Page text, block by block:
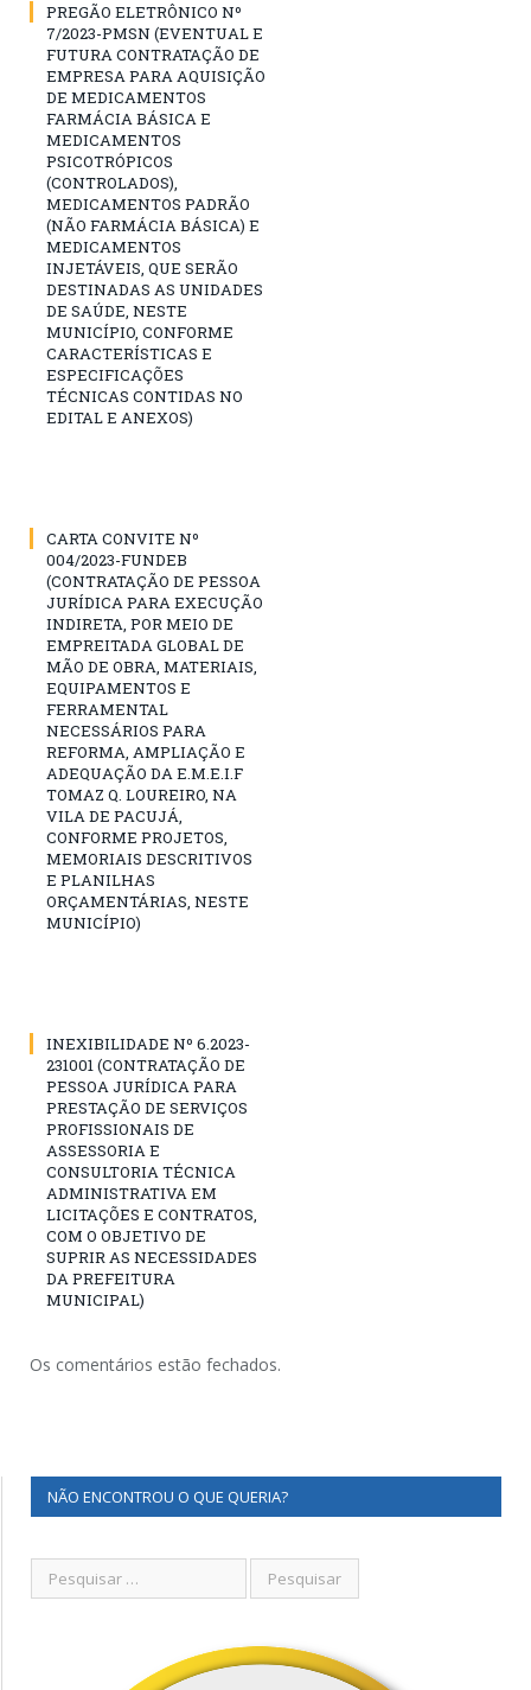
PREGÃO ELETRÔNICO Nº
7/2023-PMSN (EVENTUAL E
FUTURA CONTRATAÇÃO DE
EMPRESA PARA AQUISIÇÃO
DE MEDICAMENTOS
FARMÁCIA BÁSICA E
MEDICAMENTOS
PSICOTRÓPICOS
(CONTROLADOS),
MEDICAMENTOS PADRÃO
(NÃO FARMÁCIA BÁSICA) E
MEDICAMENTOS
INJETÁVEIS, QUE SERÃO
DESTINADAS AS UNIDADES
DE SAÚDE, NESTE
MUNICÍPIO, CONFORME
CARACTERÍSTICAS E
ESPECIFICAÇÕES
TÉCNICAS CONTIDAS NO
EDITAL E ANEXOS)
CARTA CONVITE Nº
004/2023-FUNDEB
(CONTRATAÇÃO DE PESSOA
JURÍDICA PARA EXECUÇÃO
INDIRETA, POR MEIO DE
EMPREITADA GLOBAL DE
MÃO DE OBRA, MATERIAIS,
EQUIPAMENTOS E
FERRAMENTAL
NECESSÁRIOS PARA
REFORMA, AMPLIAÇÃO E
ADEQUAÇÃO DA E.M.E.I.F
TOMAZ Q. LOUREIRO, NA
VILA DE PACUJÁ,
CONFORME PROJETOS,
MEMORIAIS DESCRITIVOS
E PLANILHAS
ORÇAMENTÁRIAS, NESTE
MUNICÍPIO)
INEXIBILIDADE Nº 6.2023-
231001 (CONTRATAÇÃO DE
PESSOA JURÍDICA PARA
PRESTAÇÃO DE SERVIÇOS
PROFISSIONAIS DE
ASSESSORIA E
CONSULTORIA TÉCNICA
ADMINISTRATIVA EM
LICITAÇÕES E CONTRATOS,
COM O OBJETIVO DE
SUPRIR AS NECESSIDADES
DA PREFEITURA
MUNICIPAL)
Os comentários estão fechados.
NÃO ENCONTROU O QUE QUERIA?